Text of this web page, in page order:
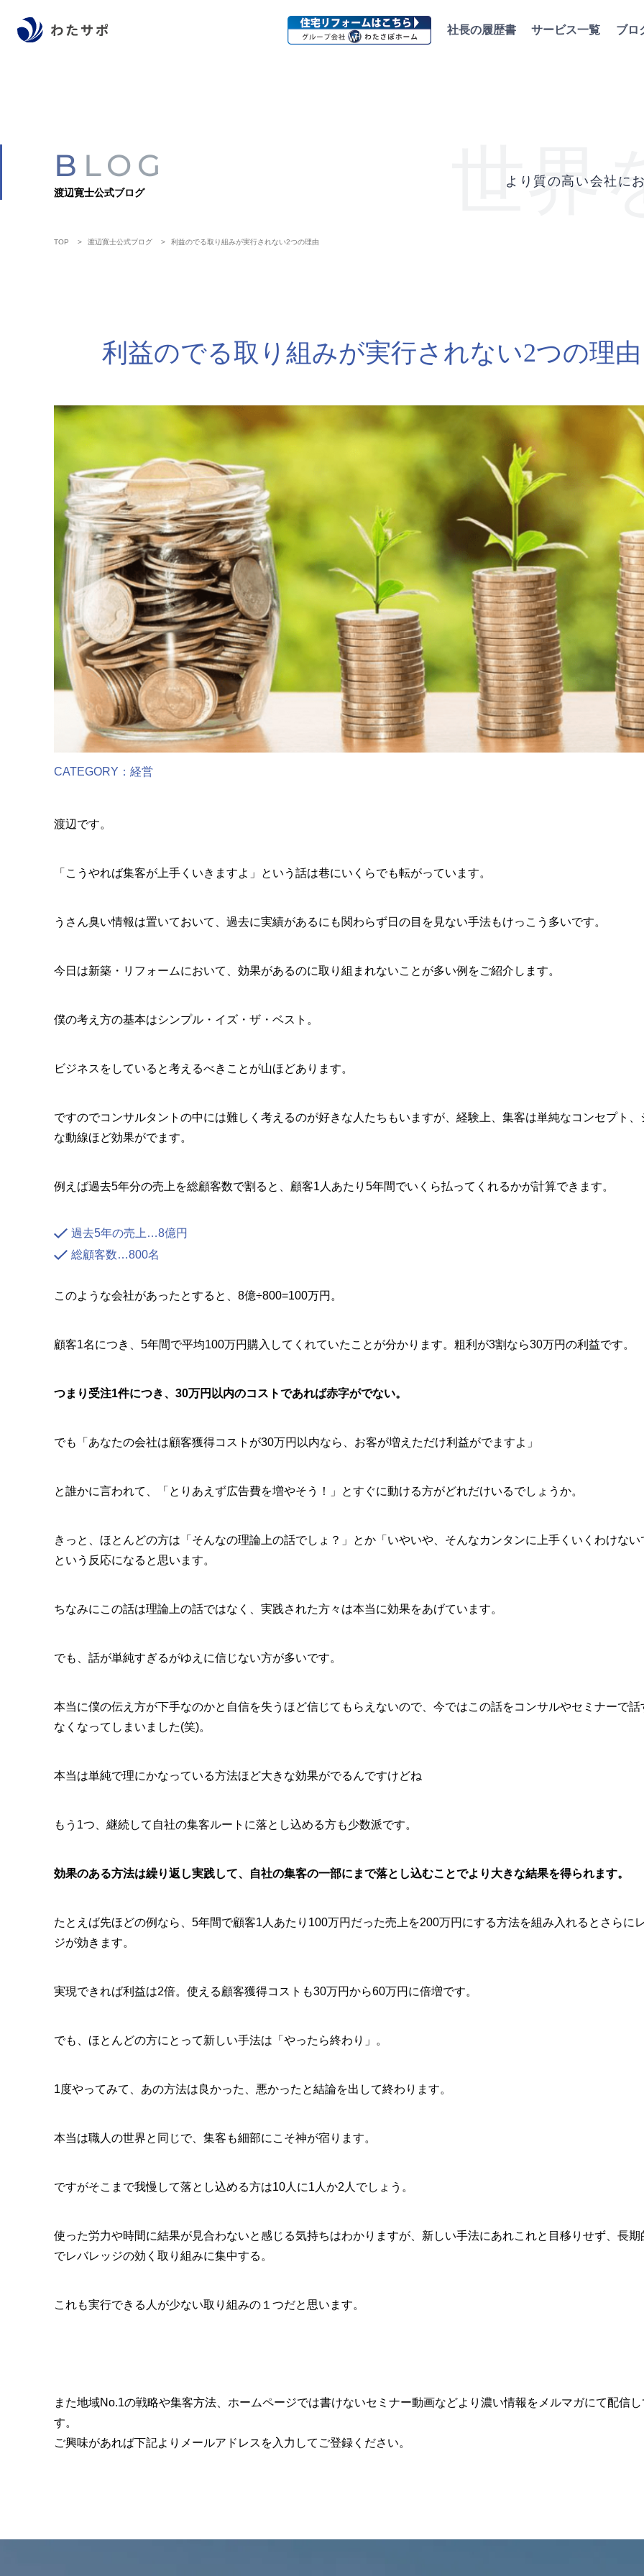
社長の履歴書 サービス一覧 ブロ
世
より質の高い会社に
BLOG
渡辺寛士公式ブログ
TOP 渡辺寛士公式ブログ 利益のでる取り組みが実行されない2つの理由
利益のでる取り組みが実行されない2つの理由
CATEGORY：経営
渡辺です。
「こうやれば集客が上手くいきますよ」という話は巷にいくらでも転がっています。
うさん臭い情報は置いておいて、過去に実績があるにも関わらず日の目を見ない手法もけっこう多いです。
今日は新築・リフォームにおいて、効果があるのに取り組まれないことが多い例をご紹介します。
僕の考え方の基本はシンプル・イズ・ザ・ベスト。
ビジネスをしていると考えるべきことが山ほどあります。
ですのでコンサルタントの中には難しく考えるのが好きな人たちもいますが、経験上、集客は単純なコンセプト、
な動線ほど効果がでます。
例えば過去5年分の売上を総顧客数で割ると、顧客1人あたり5年間でいくら払ってくれるかが計算できます。
過去5年の売上…8億円
総顧客数…800名
このような会社があったとすると、8億÷800=100万円。
顧客1名につき、5年間で平均100万円購入してくれていたことが分かります。粗利が3割なら30万円の利益です。
つまり受注1件につき、30万円以内のコストであれば赤字がでない。
でも「あなたの会社は顧客獲得コストが30万円以内なら、お客が増えただけ利益がでますよ」
と誰かに言われて、「とりあえず広告費を増やそう！」とすぐに動ける方がどれだけいるでしょうか。
きっと、ほとんどの方は「そんなの理論上の話でしょ？」とか「いやいや、そんなカンタンに上手くいくわけない
という反応になると思います。
ちなみにこの話は理論上の話ではなく、実践された方々は本当に効果をあげています。
でも、話が単純すぎるがゆえに信じない方が多いです。
本当に僕の伝え方が下手なのかと自信を失うほど信じてもらえないので、今ではこの話をコンサルやセミナーで話
なくなってしまいました(笑)。
本当は単純で理にかなっている方法ほど大きな効果がでるんですけどね
もう1つ、継続して自社の集客ルートに落とし込める方も少数派です。
効果のある方法は繰り返し実践して、自社の集客の一部にまで落とし込むことでより大きな結果を得られます。
たとえば先ほどの例なら、5年間で顧客1人あたり100万円だった売上を200万円にする方法を組み入れるとさらに
ジが効きます。
実現できれば利益は2倍。使える顧客獲得コストも30万円から60万円に倍増です。
でも、ほとんどの方にとって新しい手法は「やったら終わり」。
1度やってみて、あの方法は良かった、悪かったと結論を出して終わります。
本当は職人の世界と同じで、集客も細部にこそ神が宿ります。
ですがそこまで我慢して落とし込める方は10人に1人か2人でしょう。
使った労力や時間に結果が見合わないと感じる気持ちはわかりますが、新しい手法にあれこれと目移りせず、長期
でレバレッジの効く取り組みに集中する。
これも実行できる人が少ない取り組みの１つだと思います。
また地域No.1の戦略や集客方法、ホームページでは書けないセミナー動画などより濃い情報をメルマガにて配信
す。
ご興味があれば下記よりメールアドレスを入力してご登録ください。